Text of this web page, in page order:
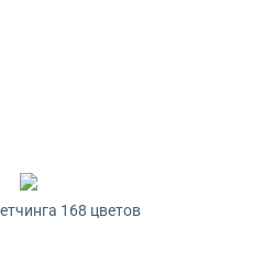
168 цветов